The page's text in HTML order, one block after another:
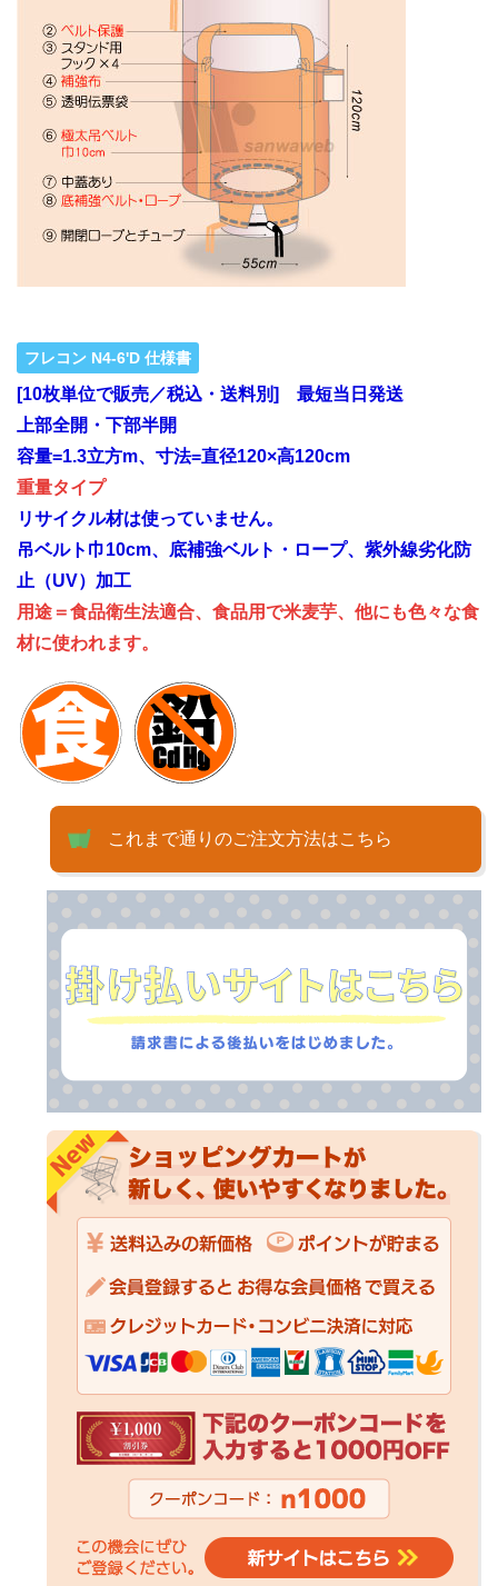
フレコン N4-6'D 仕様書
[10枚単位で販売／税込・送料別] 最短当日発送
上部全開・下部半開
容量=1.3立方m、寸法=直径120×高120cm
重量タイプ
リサイクル材は使っていません。
吊ベルト巾10cm、底補強ベルト・ロープ、紫外線劣化防
止（UV）加工
用途＝食品衛生法適合、食品用で米麦芋、他にも色々な食
材に使われます。
これまで通りのご注文方法はこちら